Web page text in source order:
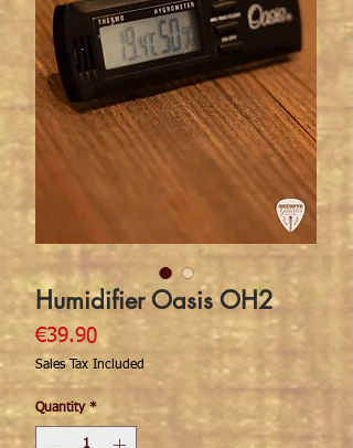
Humidifier Oasis OH2
€39.90Price
Sales Tax Included
Quantity *